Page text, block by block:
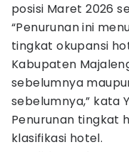
posisi Maret 2026
“Penurunan ini
tingkat okupansi
Kabupaten
sebelumnya
sebelumnya,” kata
Penurunan tingkat
klasifikasi hotel.